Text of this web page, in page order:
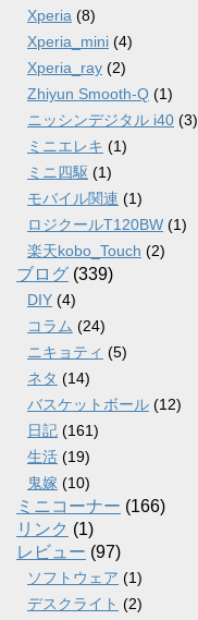
Xperia (8)
Xperia_mini (4)
Xperia_ray (2)
Zhiyun Smooth-Q (1)
ニッシンデジタル i40 (3)
ミニエレキ (1)
ミニ四駆 (1)
モバイル関連 (1)
ロジクールT120BW (1)
楽天kobo_Touch (2)
ブログ (339)
DIY (4)
コラム (24)
ニキョティ (5)
ネタ (14)
バスケットボール (12)
日記 (161)
生活 (19)
鬼嫁 (10)
ミニコーナー (166)
リンク (1)
レビュー (97)
ソフトウェア (1)
デスクライト (2)